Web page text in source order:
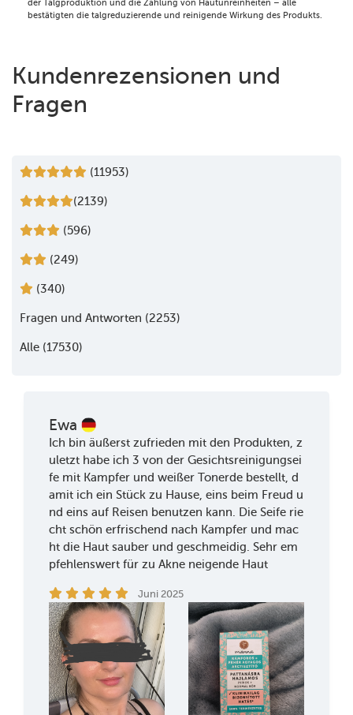
der Talgproduktion und die Zählung von Hautunreinheiten – alle
bestätigten die talgreduzierende und reinigende Wirkung des Produkts.
Kundenrezensionen und
Fragen
(11953)
(2139)
(596)
(249)
(340)
Fragen und Antworten (2253)
Alle (17530)
Ewa
Ich bin äußerst zufrieden mit den Produkten, z
uletzt habe ich 3 von der Gesichtsreinigungsei
fe mit Kampfer und weißer Tonerde bestellt, d
amit ich ein Stück zu Hause, eins beim Freud u
nd eins auf Reisen benutzen kann. Die Seife rie
cht schön erfrischend nach Kampfer und mac
ht die Haut sauber und geschmeidig. Sehr em
pfehlenswert für zu Akne neigende Haut
Juni 2025